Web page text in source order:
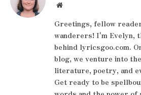
Website
Greetings, fellow
wanderers! I'm Evelyn,
behind lyricsgoo.com.
blog, we venture into
literature, poetry, and
Get ready to be